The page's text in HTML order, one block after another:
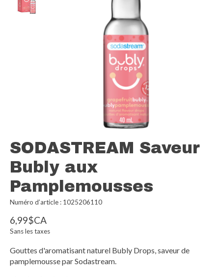
SODASTREAM Saveur
Bubly aux
Pamplemousses
Numéro d’article : 1025206110
6,99$CA
Sans les taxes
Gouttes d'aromatisant naturel Bubly Drops, saveur de
pamplemousse par Sodastream.